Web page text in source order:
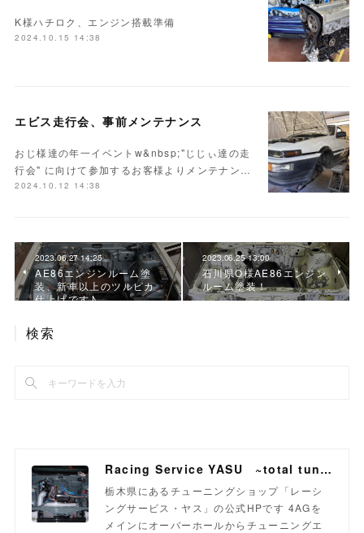
K様ハチロク、エンジン搭載準備
2024.10.15 14:38
エビス走行会、事前メンテナンス
おじ様達の年一イベントw&nbsp;"じじぃ達の走
行会" に向けて参加するお客様よりメンテナン…
2024.10.12 14:38
2023.06.27 14:25
AE86エンジンルーム塗
装、新車以上のツルピカ
仕上げです♪
2023.06.25 13:00
石川県O様AE86エンジン
ルーム塗装！
検索
Racing Service YASU ~total tuning proshop~
栃木県にあるチューニングショップ「レーシ
ングサービス・ヤス」の公式HPです 4AGを
メインにオーバーホールからチューニングエ